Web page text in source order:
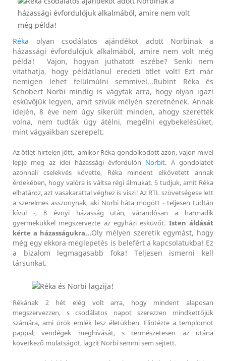
Réka olyan csodálatos ajándékot adott Norbinak a
házassági évfordulójuk alkalmából, amire nem volt még
példa! Vajon, hogyan juthatott eszébe? Senki nem
vitathatja, hogy példátlanul eredeti ötlet volt! Ezt már
nemigen lehet felülmúlni semmivel...Rubint Réka és
Schobert Norbi mindig is vágytak arra, hogy olyan igazi
esküvőjük legyen, amit szívük mélyén szeretnének. Annak
idején, 8 éve nem úgy sikerült minden, ahogy szerették
volna, nem tudták úgy átélni, megélni egybekelésüket,
mint vágyaikban szerepelt.
Az ötlet hirtelen jött, amikor Réka gondolkodott azon, vajon mivel
lepje meg az idei házassági évfordulón Norbit. A gondolatot
azonnali cselekvés követte, Réka mindent elkövetett annak
érdekében, hogy valóra is váltsa régi álmukat. S tudjuk, amit Réka
elhatároz, azt vasakarattal véghez is viszi! Az RTL szövetségese lett
a szerelmes asszonynak, aki Norbi háta mögött - teljesen tudtán
kívül -, 8 évnyi házasság után, várandósan a harmadik
gyermekükkel megszervezte az egyházi esküvőt. Isten áldását
kérte a házasságukra...Oly mélyen szeretik egymást, hogy
még egy ekkora meglepetés is belefért a kapcsolatukba! Ez
a bizalom legmagasabb foka! Teljesen ismerni kell
társunkat.
Rékának 2 hét elég volt arra, hogy mindent alaposan
megszervezzen, s csodálatos napot szerezzen mindkettőjük
számára, ami örök emlék lesz életükben. Elintézte a templomot
pappal, vendégek meghívását, s természetesen az utána
következő mulatságot, lagzit Norbi semmi sem sejtett.